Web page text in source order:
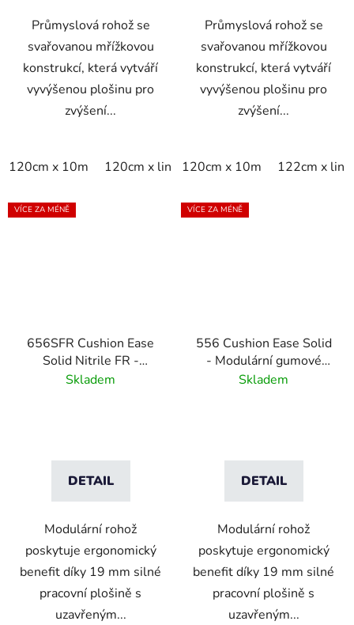
Průmyslová rohož se
svařovanou mřížkovou
konstrukcí, která vytváří
vyvýšenou plošinu pro
zvýšení...
120cm x 10m 120cm x linm 60cm x 10m 60cm x
Průmyslová rohož se
svařovanou mřížkovou
konstrukcí, která vytváří
vyvýšenou plošinu pro
zvýšení...
120cm x 10m 122cm x
VÍCE ZA MÉNĚ
656SFR Cushion Ease
Solid Nitrile FR -
Modulární nitrilová
Skladem
DETAIL
Modulární rohož
poskytuje ergonomický
benefit díky 19 mm silné
pracovní plošině s
uzavřeným...
VÍCE ZA MÉNĚ
556 Cushion Ease Solid
- Modulární gumové
dlaždice pro těžký
Skladem
DETAIL
Modulární rohož
poskytuje ergonomický
benefit díky 19 mm silné
pracovní plošině s
uzavřeným...